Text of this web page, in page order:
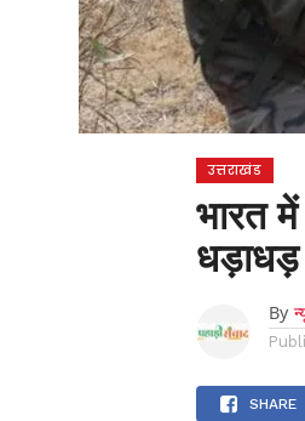
उत्तराखंड
भारत
धड़ाधड़
By
SHARE